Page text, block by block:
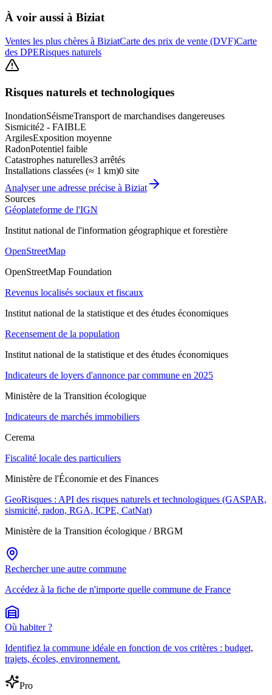
À voir aussi à Biziat
Ventes les plus chères à BiziatCarte des prix de vente (DVF)Carte
des DPERisques naturels
Risques naturels et technologiques
InondationSéismeTransport de marchandises dangereuses
Sismicité2 - FAIBLE
ArgilesExposition moyenne
RadonPotentiel faible
Catastrophes naturelles3 arrêtés
Installations classées (≈ 1 km)0 site
Analyser une adresse précise à Biziat
Sources
Géoplateforme de l'IGN
Institut national de l'information géographique et forestière
OpenStreetMap
OpenStreetMap Foundation
Revenus localisés sociaux et fiscaux
Institut national de la statistique et des études économiques
Recensement de la population
Institut national de la statistique et des études économiques
Indicateurs de loyers d'annonce par commune en 2025
Ministère de la Transition écologique
Indicateurs de marchés immobiliers
Cerema
Fiscalité locale des particuliers
Ministère de l'Économie et des Finances
GeoRisques : API des risques naturels et technologiques (GASPAR,
sismicité, radon, RGA, ICPE, CatNat)
Ministère de la Transition écologique / BRGM
Rechercher une autre commune
Accédez à la fiche de n'importe quelle commune de France
Où habiter ?
Identifiez la commune idéale en fonction de vos critères : budget,
trajets, écoles, environnement.
Pro